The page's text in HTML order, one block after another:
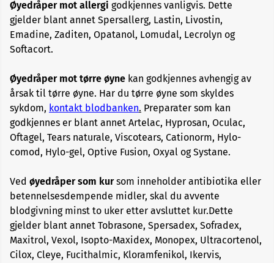
Antidepressiva
Blodtrykksmedisiner
Diabetesmedisiner
Hormonpreparater
Hudbehandling
Øyedråper mot allergi godkjennes vanligvis. Dette
gjelder blant annet Spersallerg, Lastin, Livostin,
Emadine, Zaditen, Opatanol, Lomudal, Lecrolyn og
Softacort.
Øyedråper mot tørre øyne kan godkjennes avhengig av
årsak til tørre øyne. Har du tørre øyne som skyldes
sykdom, kontakt blodbanken. Preparater som kan
godkjennes er blant annet Artelac, Hyprosan, Oculac,
Oftagel, Tears naturale, Viscotears, Cationorm, Hylo-
comod, Hylo-gel, Optive Fusion, Oxyal og Systane.
Ved øyedråper som kursom inneholder antibiotika eller
betennelsesdempende midler, skal du avvente
blodgivning minst to uker etter avsluttet kur.Dette
gjelder blant annet Tobrasone, Spersadex, Sofradex,
Maxitrol, Vexol, Isopto-Maxidex, Monopex, Ultracortenol,
Cilox, Cleye, Fucithalmic, Kloramfenikol, Ikervis,